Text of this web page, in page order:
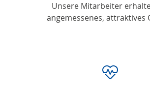
Unsere Mitarbeiter
angemessenes, attraktives